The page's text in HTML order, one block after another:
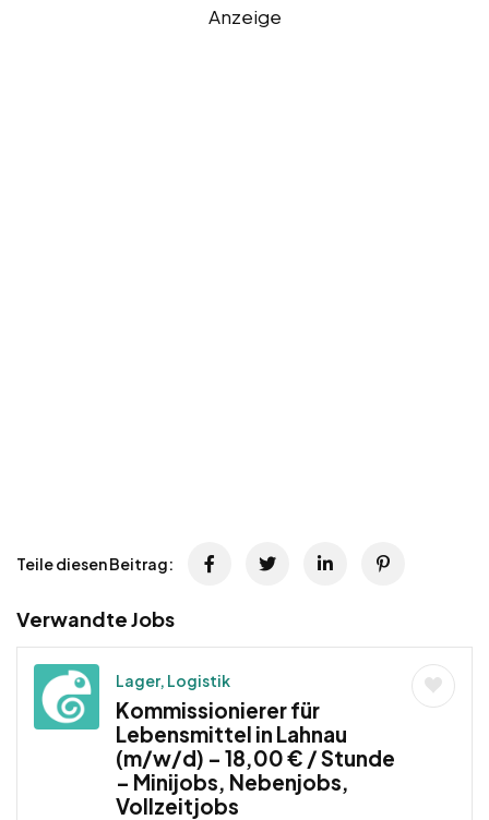
Anzeige
Teile diesen Beitrag:
Verwandte Jobs
Lager, Logistik
Kommissionierer für
Lebensmittel in Lahnau
(m/w/d) – 18,00 € / Stunde
– Minijobs, Nebenjobs,
Vollzeitjobs